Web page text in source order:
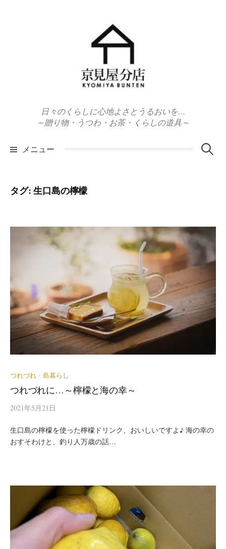
日々のくらしに心地よさとうるおいを…
～贈り物・うつわ・お茶・くらしの道具～
メニュー 検
タグ:生口島の檸檬
つれづれ / 島暮らし
つれづれに…～檸檬と海の幸～
2021年5月21日
生口島の檸檬を使った檸檬ドリンク、おいしいですよ♪ 海の幸の
おすそわけと、釣り人万歳の話…